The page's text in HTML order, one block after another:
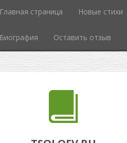
Главная страница Новые стихи
Биография Оставить отзыв